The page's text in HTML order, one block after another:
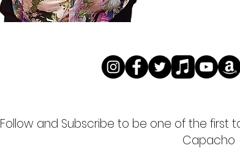
Follow and Subscribe to be one of the first
Capacho